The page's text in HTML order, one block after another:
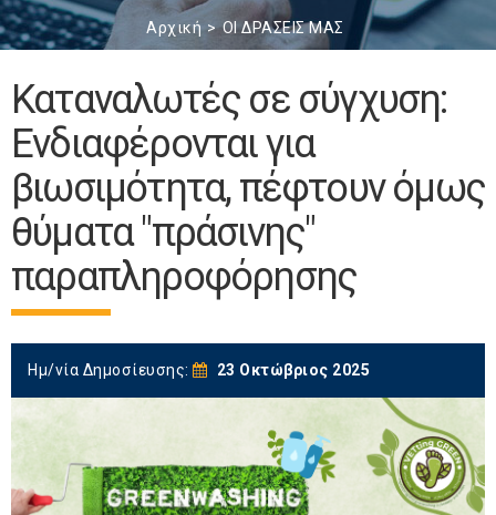
Αρχική ΟΙ ΔΡΑΣΕΙΣ ΜΑΣ
Καταναλωτές σε σύγχυση:
Ενδιαφέρονται για
βιωσιμότητα, πέφτουν όμως
θύματα "πράσινης"
παραπληροφόρησης
Ημ/νία Δημοσίευσης: 23 Οκτώβριος 2025